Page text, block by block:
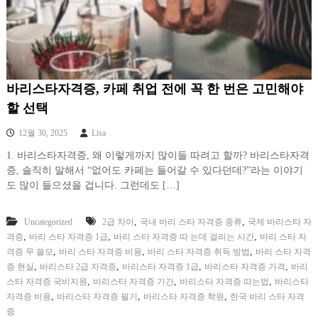
바리스타자격증, 카페 취업 전에 꼭 한 번은 고민해야
할 선택
12월 30, 2025 Lisa
1. 바리스타자격증, 왜 이렇게까지 많이들 따려고 할까? 바리스타자격
증, 솔직히 말해서 “없어도 카페는 들어갈 수 있다던데?”라는 이야기
도 많이 들으셨을 겁니다. 그런데도 […]
Uncategorized 2급 차이 , 국내 바리 스타 자격증 종류, 국제 바리스타 자
격증, 바리 스타 자격증 1급, 바리 스타 자격증 따 는데 걸리는 시간, 바리 스타 자
격증 무 쓸모, 바리 스타 자격증 비용, 바리 스타 자격증 취득 방법 , 바리 스타 자격
증 현실 , 바리스타 2급 자격증, 바리스타 자격증 1급, 바리스타 자격증 가격 , 바리
스타 자격증 국비지원 , 바리스타 자격증 기간, 바리스타 자격증 따는법 , 바리스타
자격증 비용, 바리스타 자격증 필기 , 바리스타 자격증 학원 , 한국 바리 스타 자격
증